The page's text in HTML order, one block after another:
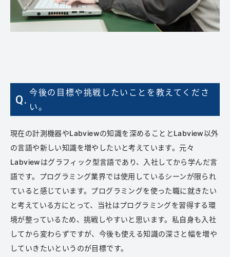
Q.
今後の目標や挑戦したいことを教えてくださ
い。
現在の計測機器やLabviewの知識を深めることとLabview以外
の言語や新しい知識を増やしたいと考えています。元々
Labviewはグラフィック型言語であり、入社してから学んだ言
語です。プログラミング業界では使用しているシーンが限られ
ていると感じています。プログラミングを使った職に就きたい
と考えている方にとって、当社はプログラミングを習得する環
境が整っているため、挑戦しやすいと思います。私自身も入社
してから変わらずですが、今後も使える知識の深さと幅を増や
していきたいというのが目標です。